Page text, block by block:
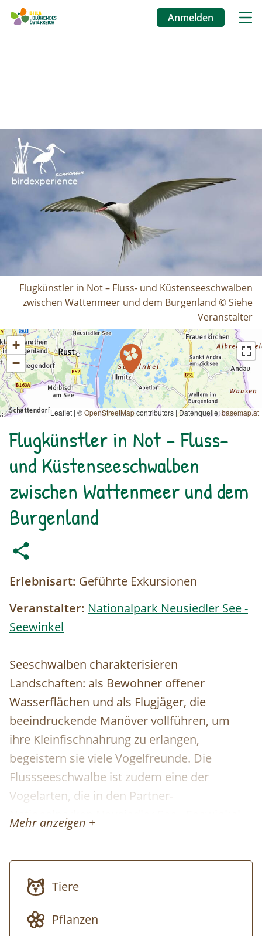
Anmelden
Flugkünstler in Not – Fluss- und Küstenseeschwalben
zwischen Wattenmeer und dem Burgenland © Siehe
Veranstalter
+
−
Leaflet | ©OpenStreetMapcontributors |Datenquelle:basemap.at
Flugkünstler in Not – Fluss-
und Küstenseeschwalben
zwischen Wattenmeer und dem
Burgenland
Erlebnisart: Geführte Exkursionen
Veranstalter: Nationalpark Neusiedler See -
Seewinkel
Seeschwalben charakterisieren
Landschaften: als Bewohner offener
Wasserflächen und als Flugjäger, die
beeindruckende Manöver vollführen, um
ihre Kleinfischnahrung zu erlangen,
begeistern sie viele Vogelfreunde. Die
Flussseeschwalbe ist zudem eine der
Vogelarten, die in den Partner-
Nationalparken Neusiedler See - Seewinkel
und Niedersächsisches Wattenmeer
Wattenmeer. Als Koloniebrüter brauchen sie
ruhige, vor Prädatoren geschützte Stellen,
heute sind dies oft künstliche Inseln oder
Mehr anzeigen +
Tiere
Pflanzen